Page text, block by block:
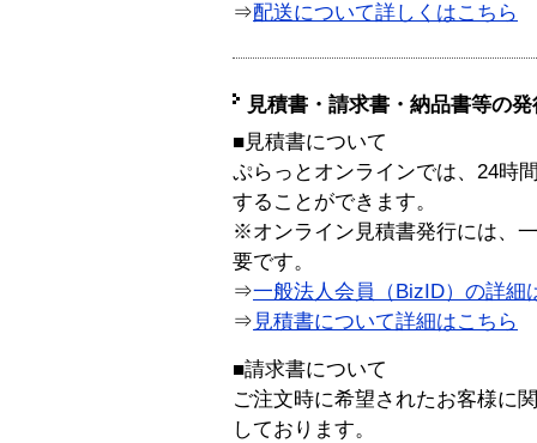
⇒配送について詳しくはこちら
見積書・請求書・納品書等の
■見積書について
ぷらっとオンラインでは、24時
することができます。
※オンライン見積書発行には、
要です。
⇒一般法人会員（BizID）の詳細
⇒ 見積書について詳細はこちら
■請求書について
ご注文時に希望されたお客様に
しております。